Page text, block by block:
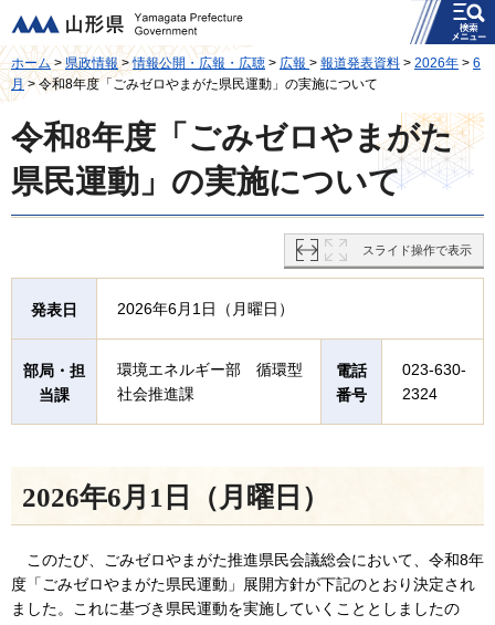
山形県
メニュー
ホーム>県政情報>情報公開・広報・広聴 > 広報 > 報道発表資料 > 2026年 > 6
月> 令和8年度「ごみゼロやまがた県民運動」の実施について
令和8年度「ごみゼロやまがた
県民運動」の実施について
スライド操作で表示
発表日 2026年6月1日（月曜日）
部局・担
当課
環境エネルギー部 循環型
社会推進課
電話
番号
023-630-
2324
2026年6月1日（月曜日）
このたび、ごみゼロやまがた推進県民会議総会において、令和8年
度「ごみゼロやまがた県民運動」展開方針が下記のとおり決定され
ました。これに基づき県民運動を実施していくこととしましたの